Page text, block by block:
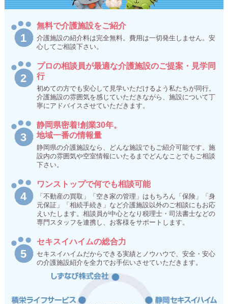
無料で介護施設をご紹介
介護施設の紹介料は完全無料。費用は一切発生しません。安
心してご相談下さい。
プロの相談員が最適な介護施設のご提案・見学同
行
初めての方でも安心して見学いただけるよう私たちが同行。
介護施設の雰囲気を感じていただきながら、施設について丁
寧にアドバイスさせていただきます。
静岡県密着!創業30年。
地域一番の情報量
静岡県の介護施設なら、どんな施設でもご紹介可能です。施
設内の雰囲気や空室情報にいたるまでどんなことでもご相談
下さい。
ワンストップで何でも相談可能
「不動産の買取」「空き家の管理」はもちろん「保険」「身
元保証」「相続手続き」など介護施設以外のご相談にもお応
えいたします。相談員が中心となり税理士・司法書士などの
専門スタッフを連携し、お客様をサポートします。
セキスイハイムの総合力
セキスイハイムだからできる実績とノウハウで、安全・安心
の介護施設紹介を全力でお手伝いさせていただきます。